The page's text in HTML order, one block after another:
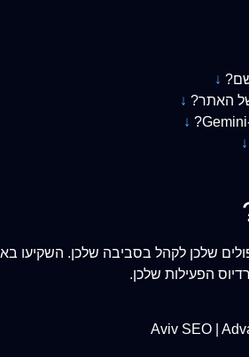
↓
האתר? ↓
↓
↓
שלכן לקהל בסביבה שלכן. השקיעו
Aviv SEO |